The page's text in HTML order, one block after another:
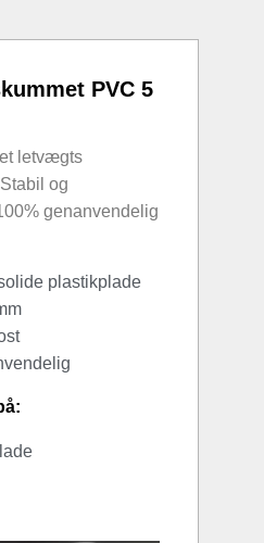
PVC 5
letvægts
og
genanvendelig
plastikplade